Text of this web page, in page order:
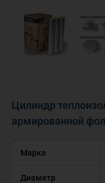
Цилиндр
армированной
Марка
Диаметр